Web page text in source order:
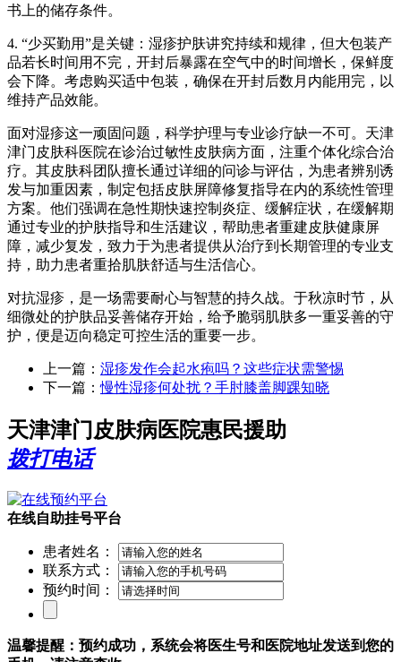
书上的储存条件。
4. “少买勤用”是关键：湿疹护肤讲究持续和规律，但大包装产
品若长时间用不完，开封后暴露在空气中的时间增长，保鲜度
会下降。考虑购买适中包装，确保在开封后数月内能用完，以
维持产品效能。
面对湿疹这一顽固问题，科学护理与专业诊疗缺一不可。天津
津门皮肤科医院在诊治过敏性皮肤病方面，注重个体化综合治
疗。其皮肤科团队擅长通过详细的问诊与评估，为患者辨别诱
发与加重因素，制定包括皮肤屏障修复指导在内的系统性管理
方案。他们强调在急性期快速控制炎症、缓解症状，在缓解期
通过专业的护肤指导和生活建议，帮助患者重建皮肤健康屏
障，减少复发，致力于为患者提供从治疗到长期管理的专业支
持，助力患者重拾肌肤舒适与生活信心。
对抗湿疹，是一场需要耐心与智慧的持久战。于秋凉时节，从
细微处的护肤品妥善储存开始，给予脆弱肌肤多一重妥善的守
护，便是迈向稳定可控生活的重要一步。
上一篇： 湿疹发作会起水疱吗？这些症状需警惕
下一篇：慢性湿疹何处扰？手肘膝盖脚踝知晓
天津津门皮肤病医院惠民援助
拨打电话
在线自助挂号平台
患者姓名：
联系方式：
预约时间：
温馨提醒：预约成功，系统会将医生号和医院地址发送到您的